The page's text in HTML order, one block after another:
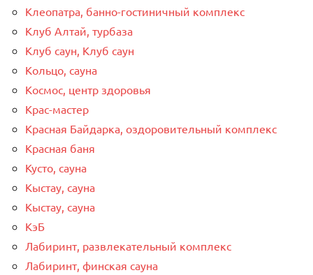
Клеопатра, банно-гостиничный комплекс
Клуб Алтай, турбаза
Клуб саун, Клуб саун
Кольцо, сауна
Космос, центр здоровья
Крас-мастер
Красная Байдарка, оздоровительный комплекс
Красная баня
Кусто, сауна
Кыстау, сауна
Кыстау, сауна
КэБ
Лабиринт, развлекательный комплекс
Лабиринт, финская сауна